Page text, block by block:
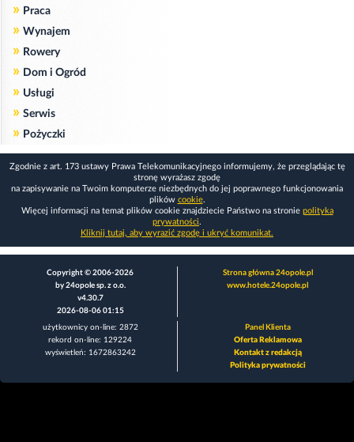
» Praca
» Wynajem
» Rowery
» Dom i Ogród
» Usługi
» Serwis
» Pożyczki
Zgodnie z art. 173 ustawy Prawa Telekomunikacyjnego informujemy, że przeglądając tę
stronę wyrażasz zgodę
na zapisywanie na Twoim komputerze niezbędnych do jej poprawnego funkcjonowania
plików cookie.
Więcej informacji na temat plików cookie znajdziecie Państwo na stronie polityka
prywatności.
Kliknij tutaj, aby wyrazić zgodę i ukryć komunikat.
Copyright © 2006-2026
by 24opole sp. z o.o.
v4.30.7
2026-08-06 01:15
Strona główna 24opole.pl
www.hotele.24opole.pl
użytkownicy on-line: 2872
rekord on-line: 129224
wyświetleń: 1672863242
Panel Klienta
Oferta Reklamowa
Kontakt z redakcją
Polityka prywatności